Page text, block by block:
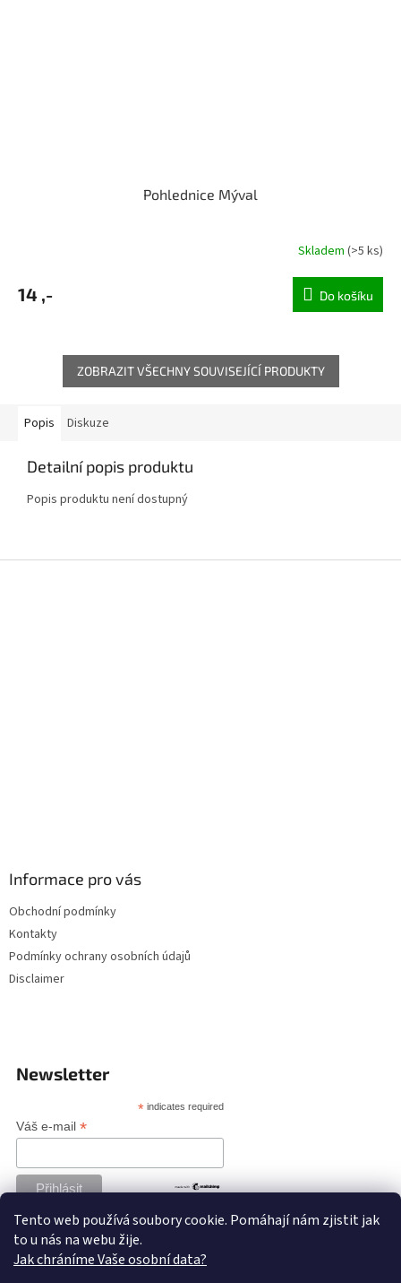
Tento web používá soubory cookie. Pomáhají nám zjistit jak
to u nás na webu žije.
Jak chráníme Vaše osobní data?
Pohlednice Mýval
Skladem (>5 ks)
14 ,- Do košíku
ZOBRAZIT VŠECHNY SOUVISEJÍCÍ PRODUKTY
Popis Diskuze
Detailní popis produktu
Popis produktu není dostupný
Informace pro vás
Obchodní podmínky
Kontakty
Podmínky ochrany osobních údajů
Disclaimer
Newsletter
* indicates required
Váš e-mail *